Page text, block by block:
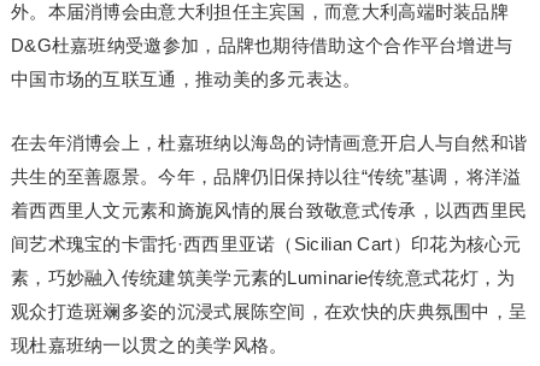
外。本届消博会由意大利担任主宾国，而意大利高端时装品牌
D&G杜嘉班纳受邀参加，品牌也期待借助这个合作平台增进与
中国市场的互联互通，推动美的多元表达。
在去年消博会上，杜嘉班纳以海岛的诗情画意开启人与自然和谐
共生的至善愿景。今年，品牌仍旧保持以往“传统”基调，将洋溢
着西西里人文元素和旖旎风情的展台致敬意式传承，以西西里民
间艺术瑰宝的卡雷托·西西里亚诺（Sicilian Cart）印花为核心元
素，巧妙融入传统建筑美学元素的Luminarie传统意式花灯，为
观众打造斑斓多姿的沉浸式展陈空间，在欢快的庆典氛围中，呈
现杜嘉班纳一以贯之的美学风格。